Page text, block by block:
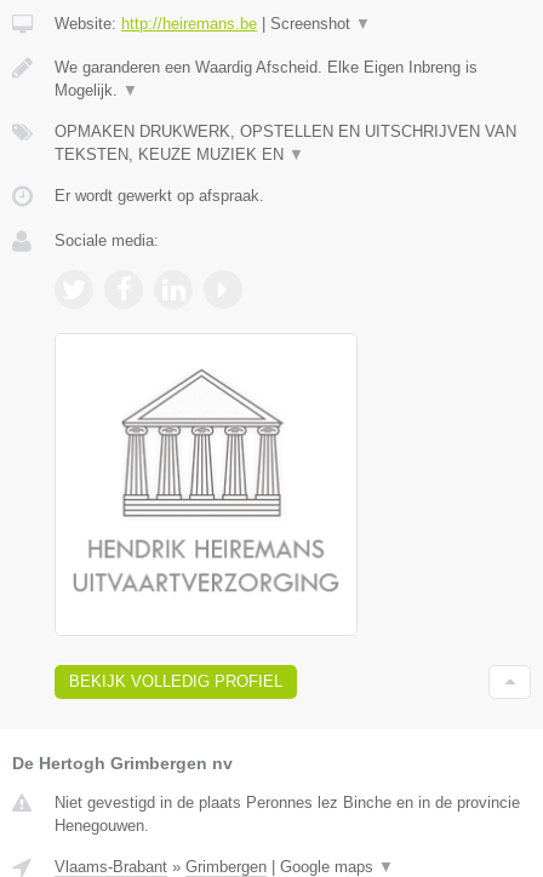
Website: http://heiremans.be Screenshot ▼
We garanderen een Waardig Afscheid. Elke Eigen Inbreng is
Mogelijk.
▼
OPMAKEN DRUKWERK, OPSTELLEN EN UITSCHRIJVEN VAN
TEKSTEN, KEUZE MUZIEK EN ▼
Er wordt gewerkt op afspraak.
Sociale media:
BEKIJK VOLLEDIG PROFIEL
De Hertogh Grimbergen nv
Niet gevestigd in de plaats Peronnes lez Binche en in de provincie
Henegouwen.
Vlaams-Brabant » Grimbergen Google maps ▼